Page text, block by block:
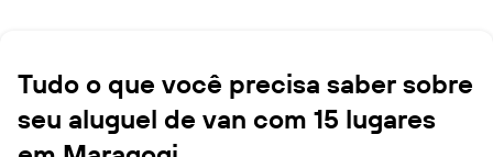
Tudo o que você precisa saber sobre
seu aluguel de van com 15 lugares